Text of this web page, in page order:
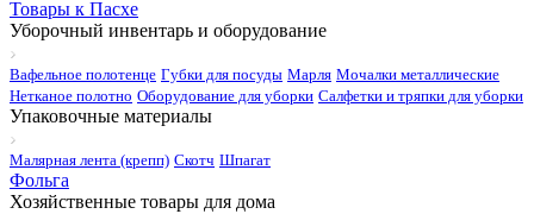
Товары к Пасхе
Уборочный инвентарь и оборудование
Вафельное полотенце Губки для посуды Марля Мочалки металлические
Нетканое полотно Оборудование для уборки Салфетки и тряпки для уборки
Упаковочные материалы
Малярная лента (крепп) Скотч Шпагат
Фольга
Хозяйственные товары для дома